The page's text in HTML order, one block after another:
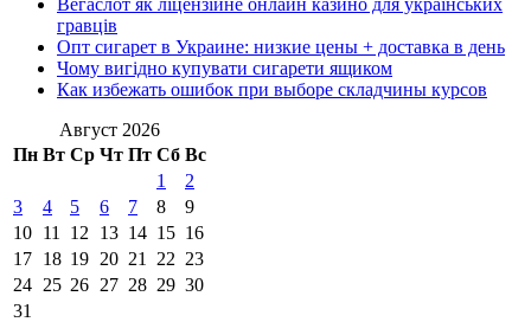
гравців
Опт сигарет в Украине: низкие цены + доставка в день
Чому вигідно купувати сигарети ящиком
Как избежать ошибок при выборе складчины курсов
Август 2026
Пн Вт Ср Чт Пт Сб Вс
1
2
3
4 5 6 7 8
9
10 11 12 13 14 15 16
17 18 19 20 21 22 23
24 25 26 27 28 29 30
31